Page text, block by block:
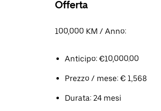
Offerta
100,000 KM / Anno:
Anticipo: €10,000.00
Prezzo / mese: € 1,568
Durata: 24 mesi